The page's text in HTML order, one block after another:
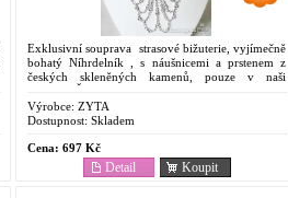
Exklusivní souprava strasové bižuterie, vyjímečně
bohatý Níhrdelník , s náušnicemi a prstenem z
českých skleněných kamenů, pouze v naši
Poslední a...
Výrobce: ZYTA
Dostupnost: Skladem
Cena: 697 Kč
Koupit
Detail